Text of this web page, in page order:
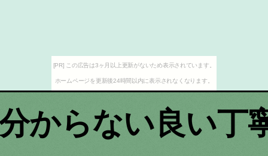
[PR] この広告は3ヶ月以上更新がないため表示されています。
ホームページを更新後24時間以内に表示されなくなります。
からない良い丁